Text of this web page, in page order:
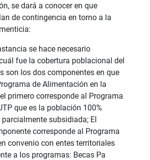
se dará a conocer en que
de contingencia en torno a la
se hace necesario
fue la cobertura poblacional del
son los dos componentes en que
de Alimentación en la
primero corresponde al Programa
que es la población 100%
subsidiada; El
corresponde al Programa
convenio con entes territoriales
a los programas: Becas Pa